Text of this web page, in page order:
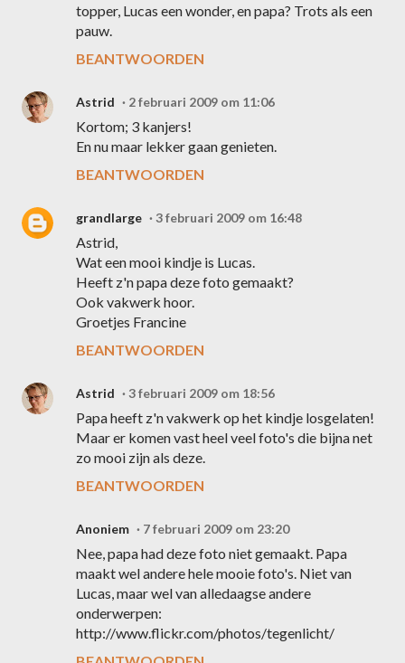
topper, Lucas een wonder, en papa? Trots als een
pauw.
BEANTWOORDEN
Astrid 2 februari 2009 om 11:06
Kortom; 3 kanjers!
En nu maar lekker gaan genieten.
BEANTWOORDEN
grandlarge 3 februari 2009 om 16:48
Astrid,
Wat een mooi kindje is Lucas.
Heeft z'n papa deze foto gemaakt?
Ook vakwerk hoor.
Groetjes Francine
BEANTWOORDEN
Astrid 3 februari 2009 om 18:56
Papa heeft z'n vakwerk op het kindje losgelaten!
Maar er komen vast heel veel foto's die bijna net
zo mooi zijn als deze.
BEANTWOORDEN
Anoniem 7 februari 2009 om 23:20
Nee, papa had deze foto niet gemaakt. Papa
maakt wel andere hele mooie foto's. Niet van
Lucas, maar wel van alledaagse andere
onderwerpen:
http://www.flickr.com/photos/tegenlicht/